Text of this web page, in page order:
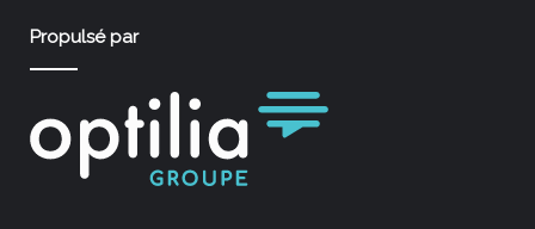
Propulsé par